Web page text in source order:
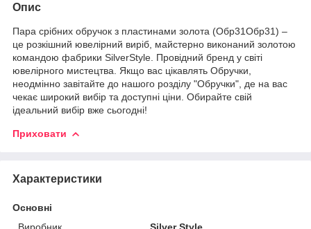
Опис
Пара срібних обручок з пластинами золота (Обр31Обр31) –
це розкішний ювелірний виріб, майстерно виконаний золотою
командою фабрики SilverStyle. Провідний бренд у світі
ювелірного мистецтва. Якщо вас цікавлять Обручки,
неодмінно завітайте до нашого розділу "Обручки", де на вас
чекає широкий вибір та доступні ціни. Обирайте свій
ідеальний вибір вже сьогодні!
Приховати
Характеристики
Основні
Виробник
Silver Style